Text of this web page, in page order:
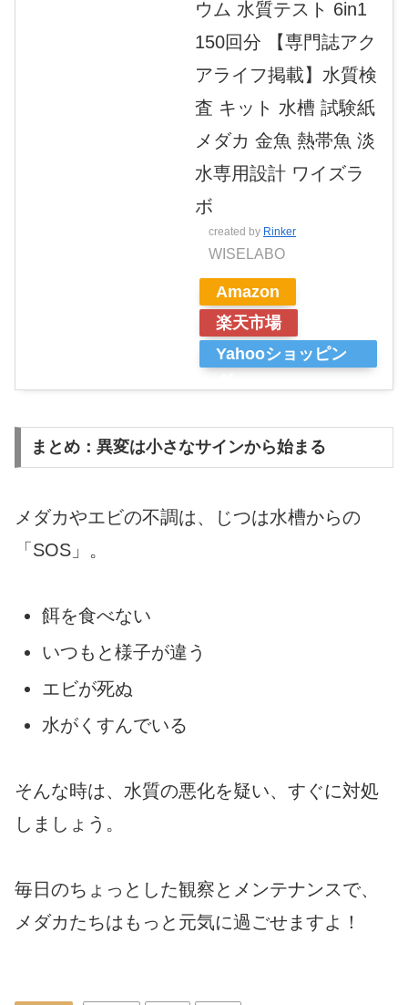
ウム 水質テスト 6in1
150回分 【専門誌アク
アライフ掲載】水質検
査 キット 水槽 試験紙
メダカ 金魚 熱帯魚 淡
水専用設計 ワイズラ
ボ
created by Rinker
WISELABO
Amazon
楽天市場
Yahooショッピン
まとめ：異変は小さなサインから始まる
メダカやエビの不調は、じつは水槽からの
「SOS」。
餌を食べない
いつもと様子が違う
エビが死ぬ
水がくすんでいる
そんな時は、水質の悪化を疑い、すぐに対処
しましょう。
毎日のちょっとした観察とメンテナンスで、
メダカたちはもっと元気に過ごせますよ！